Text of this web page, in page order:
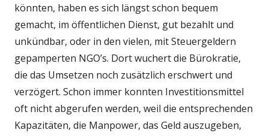
könnten, haben es sich längst schon bequem
gemacht, im öffentlichen Dienst, gut bezahlt und
unkündbar, oder in den vielen, mit Steuergeldern
gepamperten NGO’s. Dort wuchert die Bürokratie,
die das Umsetzen noch zusätzlich erschwert und
verzögert. Schon immer konnten Investitionsmittel
oft nicht abgerufen werden, weil die entsprechenden
Kapazitäten, die Manpower, das Geld auszugeben,